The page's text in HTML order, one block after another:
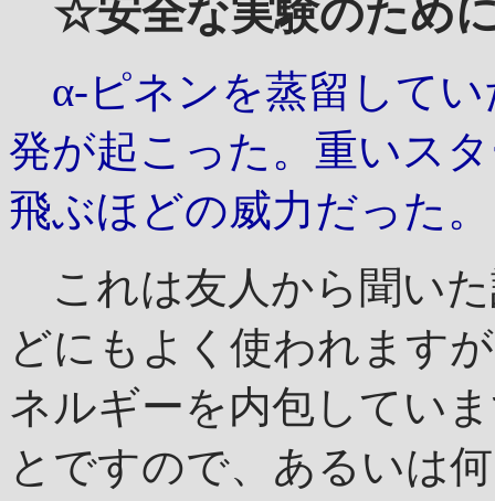
☆安全な実験のため
α-ピネンを蒸留してい
発が起こった。重いス
飛ぶほどの威力だった。
これは友人から聞い
どにもよく使われます
ネルギーを内包してい
とですので、あるいは